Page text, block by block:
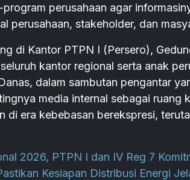
perusahaan agar
perusahaan, stakeholder, dan
di Kantor PTPN I (Persero),
kantor regional serta anak
dalam sambutan pengantar
media internal sebagai ruang
di era kebebasan berekspresi,
2026, PTPN I dan IV Reg 7
Kesiapan Distribusi Energi